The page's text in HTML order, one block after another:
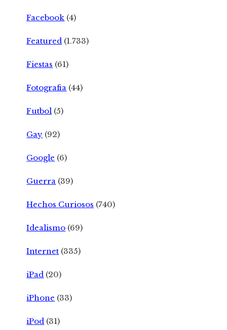
Facebook (4)
Featured (1.733)
Fiestas (61)
Fotografia (44)
Futbol (5)
Gay (92)
Google (6)
Guerra (39)
Hechos Curiosos (740)
Idealismo (69)
Internet (335)
iPad (20)
iPhone (33)
iPod (31)